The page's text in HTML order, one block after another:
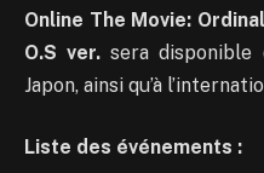
Online The Movie:
O.S ver. sera disponible
Japon, ainsi qu’à
Liste des événements :